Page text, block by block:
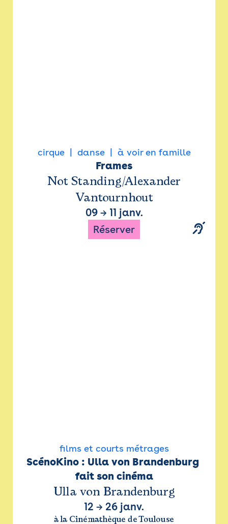
cirque danse à voir en famille
Frames
Not Standing/Alexander
Vantournhout
09→ 11 janv.
Réserver
films et courts métrages
ScénoKino : Ulla von Brandenburg
fait son cinéma
Ulla von Brandenburg
12 → 26 janv.
à la Cinémathèque de Toulouse